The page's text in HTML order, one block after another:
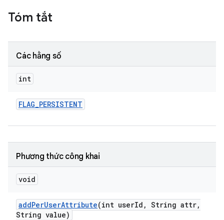
Tóm tắt
Các hằng số
int
FLAG_PERSISTENT
Phương thức công khai
void
addPerUserAttribute(int userId , String attr,
String value)